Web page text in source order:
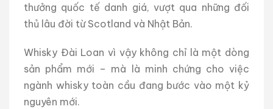
thưởng quốc tế danh giá, vượt qua những đối
thủ lâu đời từ Scotland và Nhật Bản.
Whisky Đài Loan vì vậy không chỉ là một dòng
sản phẩm mới – mà là minh chứng cho việc
ngành whisky toàn cầu đang bước vào một kỷ
nguyên mới.